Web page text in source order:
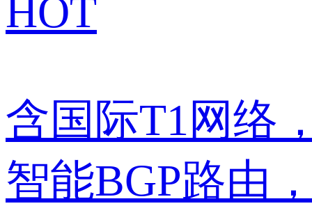
HOT
含国际T1网络
智能BGP路由